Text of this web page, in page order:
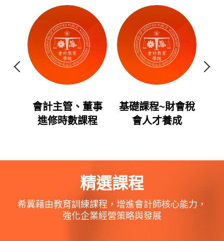
會計主管、董事
進修時數課程
基礎課程~財會稅
會人才養成
精選課程
希冀藉由教育訓練課程，增進會計師核心能力，
強化企業經營策略與發展